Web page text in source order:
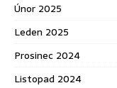
Únor 2025
Leden 2025
Prosinec 2024
Listopad 2024